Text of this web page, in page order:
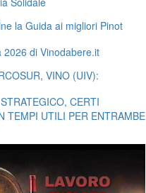
la Guida ai migliori Pinot
2026 di Vinodabere.it
VINO (UIV):
CERTI
TEMPI UTILI PER ENTRAMBE